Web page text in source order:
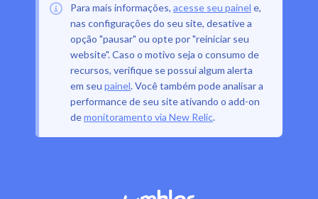
Para mais informações, acesse seu painel e,
nas configurações do seu site, desative a
opção "pausar" ou opte por "reiniciar seu
website". Caso o motivo seja o consumo de
recursos, verifique se possui algum alerta
em seu painel. Você também pode analisar a
performance de seu site ativando o add-on
demonitoramento via New Relic.